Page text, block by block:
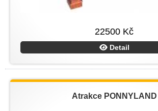
22500 Kč
Detail
Atrakce PONNYLAND